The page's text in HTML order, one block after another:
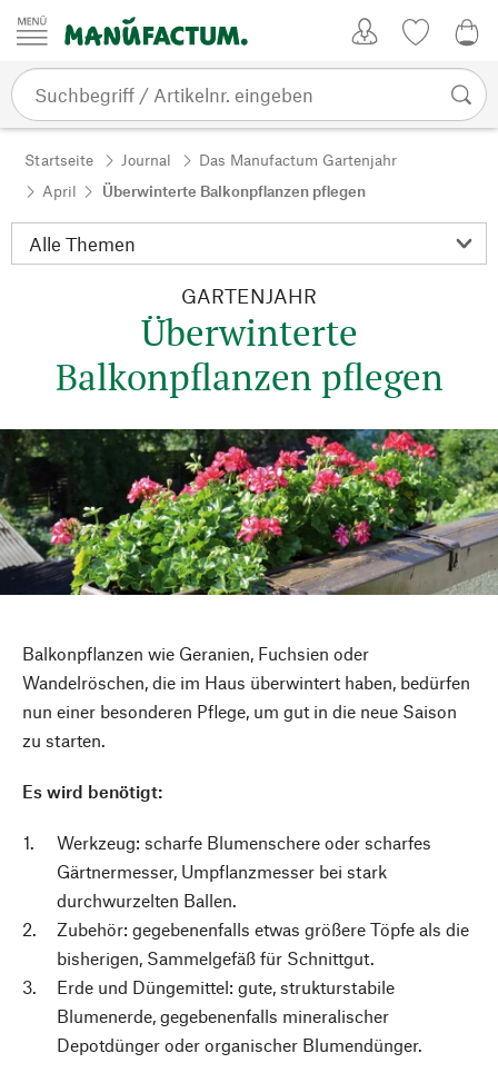
Zum Inhalt springen
Startseite Journal
Das Manufactum Gartenjahr
April
Überwinterte Balkonpflanzen pflegen
GARTENJAHR
Überwinterte
Balkonpflanzen pflegen
Balkonpflanzen wie Geranien, Fuchsien oder
Wandelröschen, die im Haus überwintert haben, bedürfen
nun einer besonderen Pflege, um gut in die neue Saison
zu starten.
Es wird benötigt:
Werkzeug: scharfe Blumenschere oder scharfes
Gärtnermesser, Umpflanzmesser bei stark
durchwurzelten Ballen.
Zubehör: gegebenenfalls etwas größere Töpfe als die
bisherigen, Sammelgefäß für Schnittgut.
Erde und Düngemittel: gute, strukturstabile
Blumenerde, gegebenenfalls mineralischer
Depotdünger oder organischer Blumendünger.